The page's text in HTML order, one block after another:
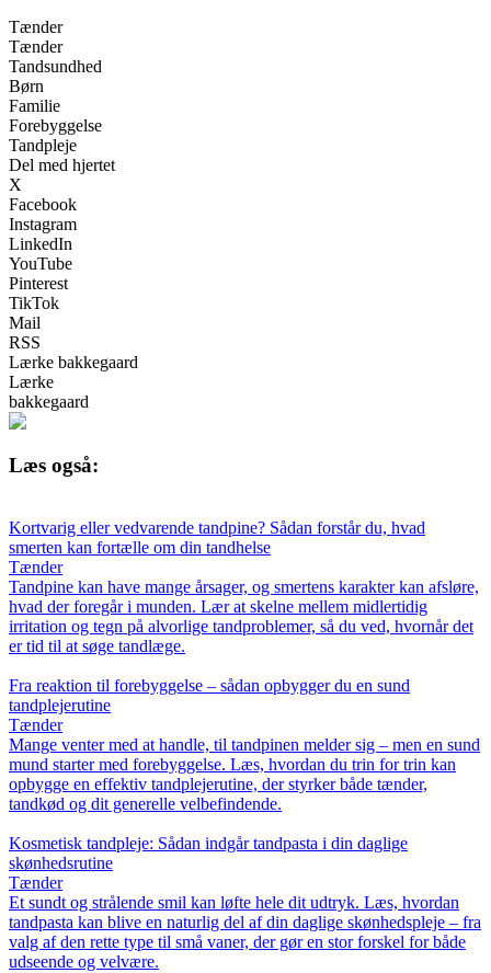
Tænder
Tænder
Tandsundhed
Børn
Familie
Forebyggelse
Tandpleje
Del med hjertet
X
Facebook
Instagram
LinkedIn
YouTube
Pinterest
TikTok
Mail
RSS
Lærke bakkegaard
Lærke
bakkegaard
Læs også:
Kortvarig eller vedvarende tandpine? Sådan forstår du, hvad
smerten kan fortælle om din tandhelse
Tænder
Tandpine kan have mange årsager, og smertens karakter kan afsløre,
hvad der foregår i munden. Lær at skelne mellem midlertidig
irritation og tegn på alvorlige tandproblemer, så du ved, hvornår det
er tid til at søge tandlæge.
Fra reaktion til forebyggelse – sådan opbygger du en sund
tandplejerutine
Tænder
Mange venter med at handle, til tandpinen melder sig – men en sund
mund starter med forebyggelse. Læs, hvordan du trin for trin kan
opbygge en effektiv tandplejerutine, der styrker både tænder,
tandkød og dit generelle velbefindende.
Kosmetisk tandpleje: Sådan indgår tandpasta i din daglige
skønhedsrutine
Tænder
Et sundt og strålende smil kan løfte hele dit udtryk. Læs, hvordan
tandpasta kan blive en naturlig del af din daglige skønhedspleje – fra
valg af den rette type til små vaner, der gør en stor forskel for både
udseende og velvære.